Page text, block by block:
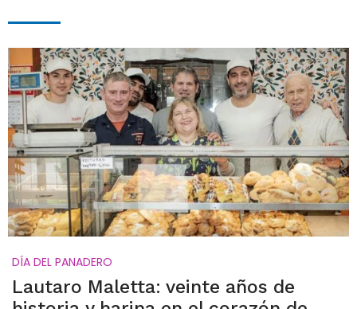
DÍA DEL PANADERO
Lautaro Maletta: veinte años de